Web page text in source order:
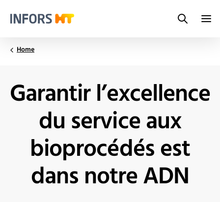
Search
Home
Garantir l’excellence
du service aux
bioprocédés est
dans notre ADN